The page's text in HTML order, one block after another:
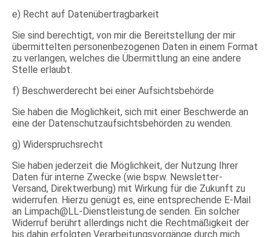
e) Recht auf Datenübertragbarkeit
Sie sind berechtigt, von mir die Bereitstellung der mir
übermittelten personenbezogenen Daten in einem Format
zu verlangen, welches die Übermittlung an eine andere
Stelle erlaubt.
f) Beschwerderecht bei einer Aufsichtsbehörde
Sie haben die Möglichkeit, sich mit einer Beschwerde an
eine der Datenschutzaufsichtsbehörden zu wenden.
g) Widerspruchsrecht
Sie haben jederzeit die Möglichkeit, der Nutzung Ihrer
Daten für interne Zwecke (wie bspw. Newsletter-
Versand, Direktwerbung) mit Wirkung für die Zukunft zu
widerrufen. Hierzu genügt es, eine entsprechende E-Mail
an Limpach@LL-Dienstleistung.de senden. Ein solcher
Widerruf berührt allerdings nicht die Rechtmäßigkeit der
bis dahin erfolgten Verarbeitungsvorgänge durch mich.